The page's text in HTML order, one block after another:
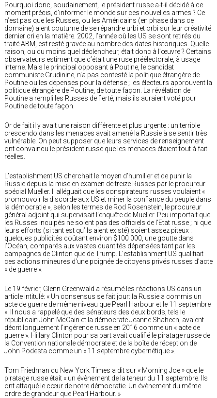
Pourquoi donc, soudainement, le président russe a-t-il décidé à ce
moment précis, d’informer le monde sur ces nouvelles armes ? Ce
n’est pas que les Russes, ou les Américains (en phase dans ce
domaine) aient coutume de se répandre urbi et orbi sur leur créativité
dernier cri en la matière. 2002, l’année où les US se sont retirés du
traité ABM, est resté gravée au nombre des dates historiques. Quelle
raison, ou du moins quel déclencheur, était donc à l’œuvre ? Certains
observateurs estiment que c’était une ruse préélectorale, à usage
interne. Mais le principal opposant à Poutine, le candidat
communiste Grudinine, n’a pas contesté la politique étrangère de
Poutine ou les dépenses pour la défense ; les électeurs approuvent la
politique étrangère de Poutine, de toute façon. La révélation de
Poutine a rempli les Russes de fierté, mais ils auraient voté pour
Poutine de toute façon.
Or de fait il y avait une raison différente et plus urgente : un terrible
crescendo dans les menaces avait amené la Russie à se sentir très
vulnérable. On peut supposer que leurs services de renseignement
ont convaincu le président russe que les menaces étaient tout à fait
réelles.
L’establishment US cherchait le moyen d’humilier et de punir la
Russie depuis la mise en examen de treize Russes par le procureur
spécial Mueller. Il alléguait que les conspirateurs russes voulaient «
promouvoir la discorde aux US et miner la confiance du peuple dans
la démocratie », selon les termes de Rod Rosenstein, le procureur
général adjoint qui supervisait l’enquête de Mueller. Peu importait que
les Russes inculpés ne soient pas des officiels de l’Etat russe ; ni que
leurs efforts (si tant est qu’ils aient existé) soient assez piteux :
quelques publicités coûtant environ $100 000, une goutte dans
l’Océan, comparés aux vastes quantités dépensées tant par les
campagnes de Clinton que de Trump. L’establishment US qualifiait
ces actions mineures d’une poignée de citoyens privés russes d’acte
« de guerre ».
Le 19 février, Glenn Greenwald a résumé les réactions US dans un
article intitulé: « Un consensus se fait jour: la Russie a commis un
acte de guerre de même niveau que Pearl Harbour et le 11 septembre
». Il nous a rappelé que des sénateurs des deux bords, tels le
républicain John McCain et la démocrate Jeanne Shaheen, avaient
décrit longuement l’ingérence russe en 2016 comme un « acte de
guerre ». Hillary Clinton pour sa part avait qualifié le piratage russe de
la Convention nationale démocrate et de la boîte de réception de
John Podesta comme un « 11 septembre cybernétique ».
Tom Friedman du New York Times a dit sur « Morning Joe » que le
piratage russe était « un évènement de la teneur du 11 septembre. Ils
ont attaqué le cœur de notre démocratie. Un évènement du même
ordre de grandeur que Pearl Harbour. »